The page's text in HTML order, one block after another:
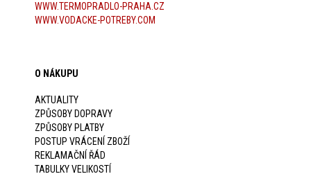
WWW.TERMOPRADLO-PRAHA.CZ
WWW.VODACKE-POTREBY.COM
O NÁKUPU
AKTUALITY
ZPŮSOBY DOPRAVY
ZPŮSOBY PLATBY
POSTUP VRÁCENÍ ZBOŽÍ
REKLAMAČNÍ ŘÁD
TABULKY VELIKOSTÍ